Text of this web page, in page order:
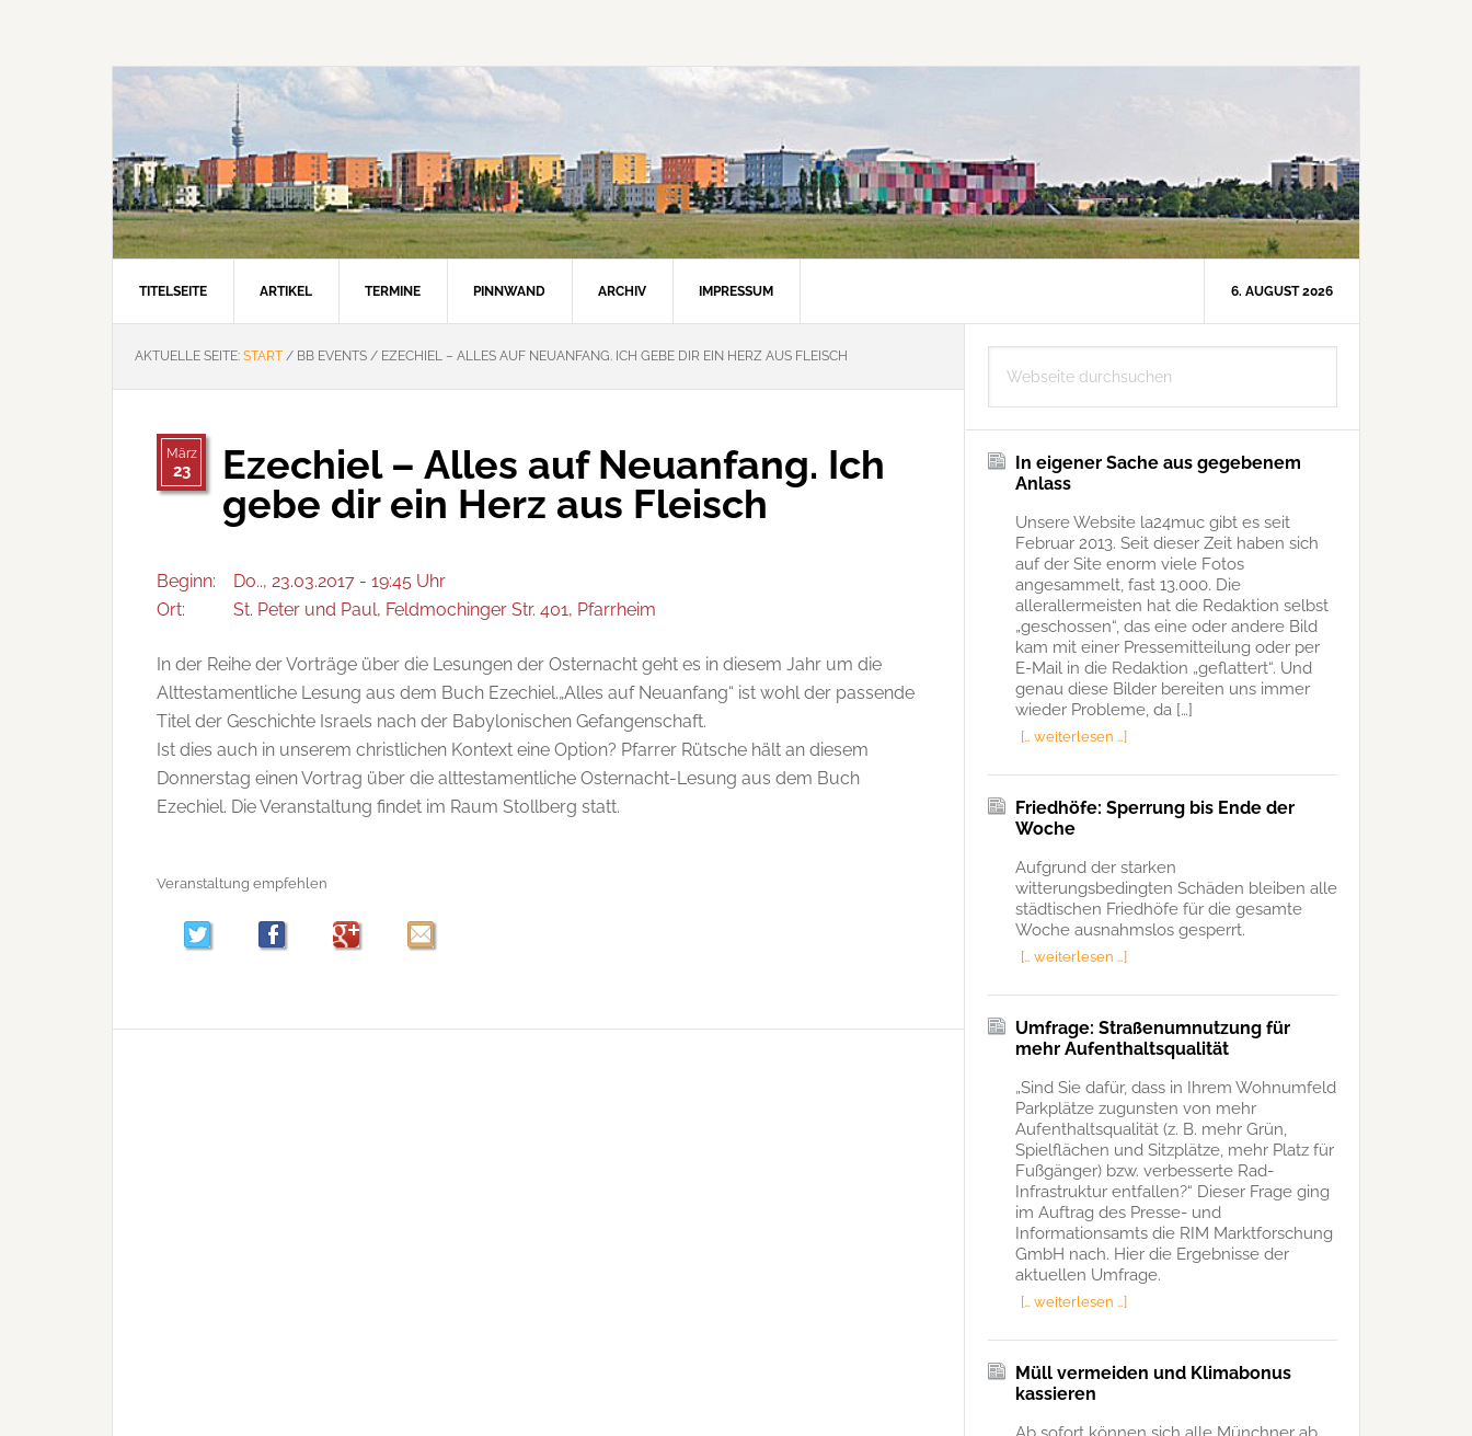
TITELSEITE ARTIKEL TERMINE PINNWAND ARCHIV IMPRESSUM 6. AUGUST 2026
AKTUELLE SEITE: START / BB EVENTS / EZECHIEL – ALLES AUF NEUANFANG. ICH GEBE DIR EIN HERZ AUS FLEISCH
März
23
Ezechiel – Alles auf Neuanfang. Ich
gebe dir ein Herz aus Fleisch
Beginn:
Do.., 23.03.2017 - 19:45 Uhr
Ort:
St. Peter und Paul, Feldmochinger Str. 401, Pfarrheim
In der Reihe der Vorträge über die Lesungen der Osternacht geht es in diesem Jahr um die
Alttestamentliche Lesung aus dem Buch Ezechiel.„Alles auf Neuanfang“ ist wohl der passende
Titel der Geschichte Israels nach der Babylonischen Gefangenschaft.
Ist dies auch in unserem christlichen Kontext eine Option? Pfarrer Rütsche hält an diesem
Donnerstag einen Vortrag über die alttestamentliche Osternacht-Lesung aus dem Buch
Ezechiel. Die Veranstaltung findet im Raum Stollberg statt.
Veranstaltung empfehlen
Seitenspalte
durchsuchen
In eigener Sache aus gegebenem
Anlass
Unsere Website la24muc gibt es seit
Februar 2013. Seit dieser Zeit haben sich
auf der Site enorm viele Fotos
angesammelt, fast 13.000. Die
allerallermeisten hat die Redaktion selbst
„geschossen“, das eine oder andere Bild
kam mit einer Pressemitteilung oder per
E-Mail in die Redaktion „geflattert“. Und
genau diese Bilder bereiten uns immer
wieder Probleme, da […]
[… weiterlesen …]
Friedhöfe: Sperrung bis Ende der
Woche
Aufgrund der starken
witterungsbedingten Schäden bleiben alle
städtischen Friedhöfe für die gesamte
Woche ausnahmslos gesperrt.
[… weiterlesen …]
Umfrage: Straßenumnutzung für
mehr Aufenthaltsqualität
„Sind Sie dafür, dass in Ihrem Wohnumfeld
Parkplätze zugunsten von mehr
Aufenthaltsqualität (z. B. mehr Grün,
Spielflächen und Sitzplätze, mehr Platz für
Fußgänger) bzw. verbesserte Rad-
Infrastruktur entfallen?“ Dieser Frage ging
im Auftrag des Presse- und
Informationsamts die RIM Marktforschung
GmbH nach. Hier die Ergebnisse der
aktuellen Umfrage.
[… weiterlesen …]
Müll vermeiden und Klimabonus
kassieren
Ab sofort können sich alle Münchner ab